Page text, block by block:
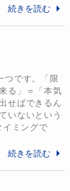
続きを読む
つです。「限
る」＝「本気
せばできるん
いないという
イミングで
続きを読む